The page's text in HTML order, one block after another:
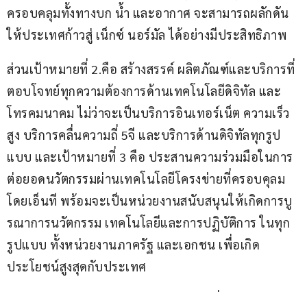
ครอบคลุมทั้งทางบก น้ำ และอากาศ จะสามารถผลักดัน
ให้ประเทศก้าวสู่ เน็กซ์ นอร์มัล ได้อย่างมีประสิทธิภาพ
ส่วนเป้าหมายที่ 2.คือ สร้างสรรค์ ผลิตภัณฑ์และบริการที่
ตอบโจทย์ทุกความต้องการด้านเทคโนโลยีดิจิทัล และ
โทรคมนาคม ไม่ว่าจะเป็นบริการอินเทอร์เน็ต ความเร็ว
สูง บริการคลื่นความถี่ 5จี และบริการด้านดิจิทัลทุกรูป
แบบ และเป้าหมายที่ 3 คือ ประสานความร่วมมือในการ
ต่อยอดนวัตกรรมผ่านเทคโนโลยีโครงข่ายที่ครอบคุลม
โดยเอ็นที พร้อมจะเป็นหน่วยงานสนับสนุนให้เกิดการบู
รณาการนวัตกรรม เทคโนโลยีและการปฏิบัติการ ในทุก
รูปแบบ ทั้งหน่วยงานภาครัฐ และเอกชน เพื่อเกิด
ประโยชน์สูงสุดกับประเทศ